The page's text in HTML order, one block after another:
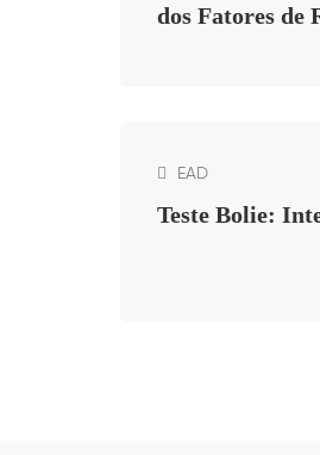
dos Fatores de
EAD
Teste Bolie: